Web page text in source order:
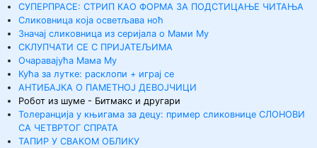
СУПЕРПРАСЕ: СТРИП КАО ФОРМА ЗА ПОДСТИЦАЊЕ ЧИТАЊА
Сликовница која осветљава ноћ
Значај сликовница из серијала о Мами Му
СКЛУПЧАТИ СЕ С ПРИЈАТЕЉИМА
Очаравајућа Мама Му
Кућа за лутке: расклопи + играј се
АНТИБАЈКА О ПАМЕТНОЈ ДЕВОЈЧИЦИ
Робот из шуме - Битмакс и другари
Толеранција у књигама за децу: пример сликовнице СЛОНОВИ
СА ЧЕТВРТОГ СПРАТА
ТАПИР У СВАКОМ ОБЛИКУ